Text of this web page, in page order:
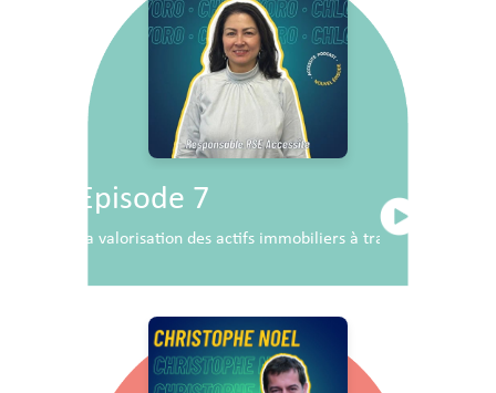
Episode 7
La valorisation des actifs immobiliers à travers la RSE